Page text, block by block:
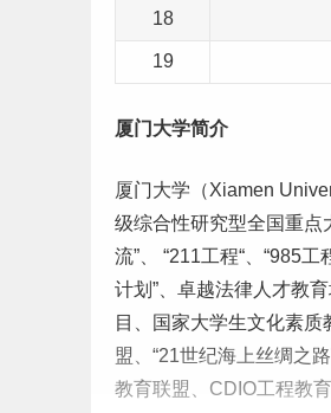
18
19
厦门大学简介
厦门大学（Xiamen
级综合性研究型全国重点
流”、 “211工程“、“985
计划”、卓越法律人才教
目、国家大学生文化素质
盟、“21世纪海上丝绸之
教育联盟、CDIO工程教